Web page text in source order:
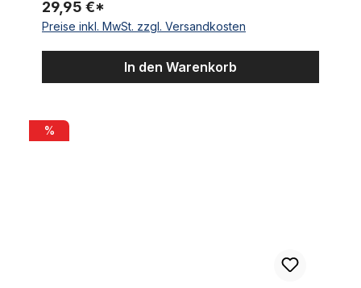
29,95 €*
Preise inkl. MwSt. zzgl. Versandkosten
In den Warenkorb
Wulstreifen 28 x 1 1/2 Braun
%